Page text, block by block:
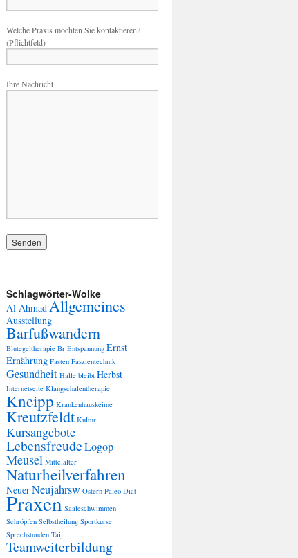
Welche Praxis möchten Sie kontaktieren?
(Pflichtfeld)
Ihre Nachricht
Schlagwörter-Wolke
Al AhmadAllgemeines
Ausstellung
Barfußwandern
Blutegeltherapie Br Entspannung Ernst
Ernährung Fasten Faszientechnik
Gesundheit Halle bleibt Herbst
Internetseite Klangschalentherapie
Kneipp Krankenhauskeime
Kreutzfeldt Kultur
Kursangebote
LebensfreudeLogop
Meusel Mittelalter
Naturheilverfahren
NeuerNeujahrsw Ostern Paleo Diät
Praxen Saaleschwimmen
Schröpfen Selbstheilung Sportkurse
Sprechstunden Taiji
Teamweiterbildung